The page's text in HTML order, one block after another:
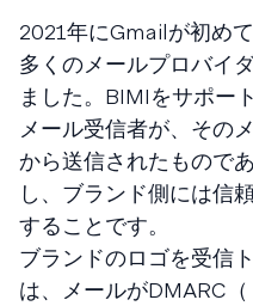
2021年にGmailが初め
多くのメールプロバイ
ました。BIMIをサポー
メール受信者が、その
から送信されたもので
し、ブランド側には信
することです。
ブランドのロゴを受信
は、メールがDMARC